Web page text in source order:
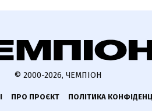
© 2000-2026, ЧЕМПІОН
ПРО ПРОЄКТ ПОЛІТИКА